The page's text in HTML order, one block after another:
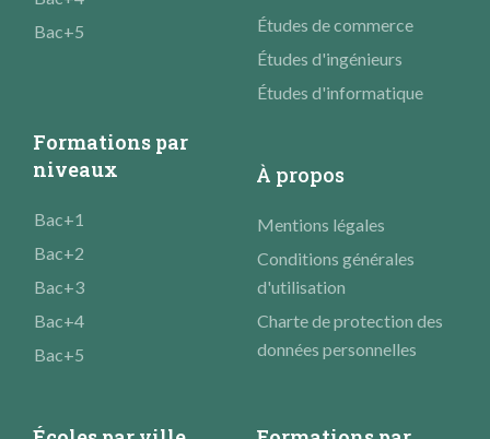
Bac+5
Études de commerce
Études d'ingénieurs
Études d'informatique
Formations par
niveaux
Bac+1
Bac+2
Bac+3
Bac+4
Bac+5
À propos
Mentions légales
Conditions générales
d'utilisation
Charte de protection des
données personnelles